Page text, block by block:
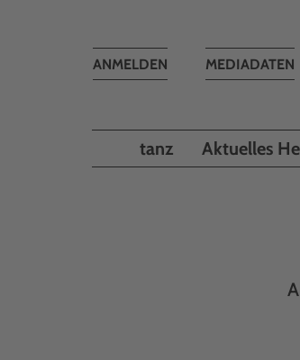
MEDIADATEN
Toggle
ANMELDEN
tanz Aktuelles